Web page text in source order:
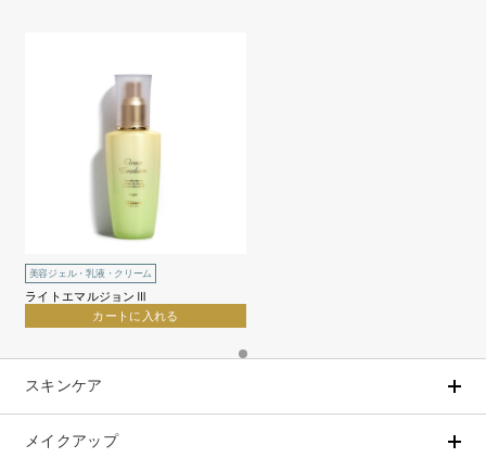
美容ジェル・乳液・クリーム
ライトエマルジョンⅢ
カートに入れる
スキンケア
アイテムから探す
メイクアップ